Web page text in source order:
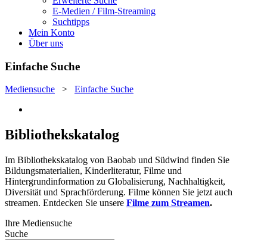
E-Medien / Film-Streaming
Suchtipps
Mein Konto
Über uns
Einfache Suche
Mediensuche > Einfache Suche
Bibliothekskatalog
Im Bibliothekskatalog von Baobab und Südwind finden Sie
Bildungsmaterialien, Kinderliteratur, Filme und
Hintergrundinformation zu Globalisierung, Nachhaltigkeit,
Diversität und Sprachförderung. Filme können Sie jetzt auch
streamen. Entdecken Sie unsere Filme zum Streamen.
Ihre Mediensuche
Suche